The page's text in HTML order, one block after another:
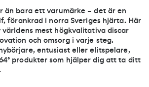
än bara ett varumärke – det är en
förankrad i norra Sveriges hjärta. Här
mest högkvalitativa discar
och omsorg i varje steg.
entusiast eller elitspelare,
produkter som hjälper dig att ta ditt